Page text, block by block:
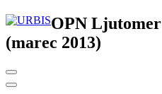
OPN Ljutomer
(marec 2013)